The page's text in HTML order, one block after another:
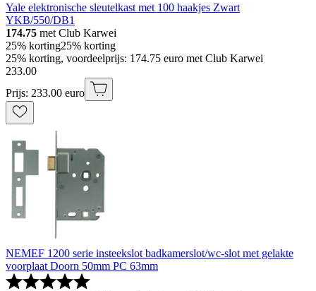
Yale elektronische sleutelkast met 100 haakjes Zwart
YKB/550/DB1
174.75 met Club Karwei
25% korting25% korting
25% korting, voordeelprijs: 174.75 euro met Club Karwei
233.00
Prijs: 233.00 euro
NEMEF 1200 serie insteekslot badkamerslot/wc-slot met gelakte
voorplaat Doorn 50mm PC 63mm